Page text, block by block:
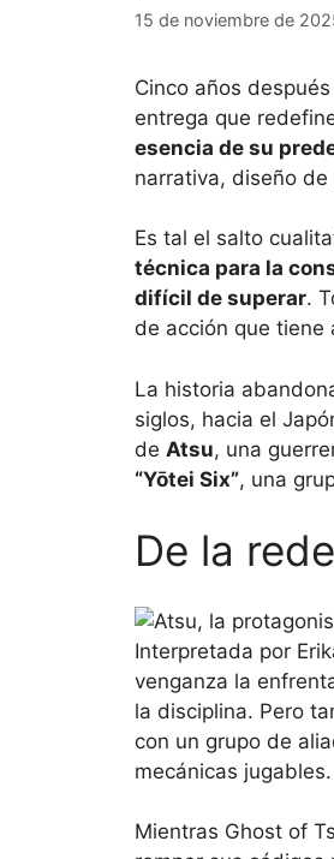
15 de noviembre de
Cinco años
entrega que
esencia de su
narrativa, diseño
Es tal el salto
técnica para la
difícil de superar.
de acción que tiene
La historia
siglos, hacia el
de Atsu, una
“Yōtei Six”, una
De la
Interpretada por
venganza la
la disciplina. Pero
con un grupo de
mecánicas jugables.
Mientras Ghost of